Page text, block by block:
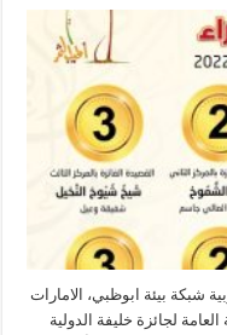
وشاعرة من 19 دولة عربية شبكة بيئة ابوظبي، الامارات
2022 أعلنت الأمانة العامة لجائزة خليفة الدولية